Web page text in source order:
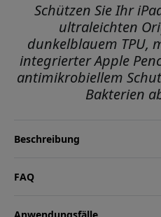
Schützen Sie Ihr
ultraleichten
dunkelblauem TPU,
integrierter Apple
antimikrobiellem
Bakterien
Beschreibung
FAQ